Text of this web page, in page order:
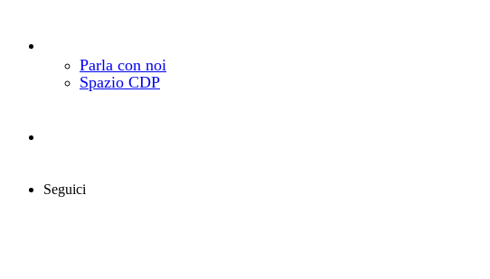
Parla con noi
Spazio CDP
Seguici